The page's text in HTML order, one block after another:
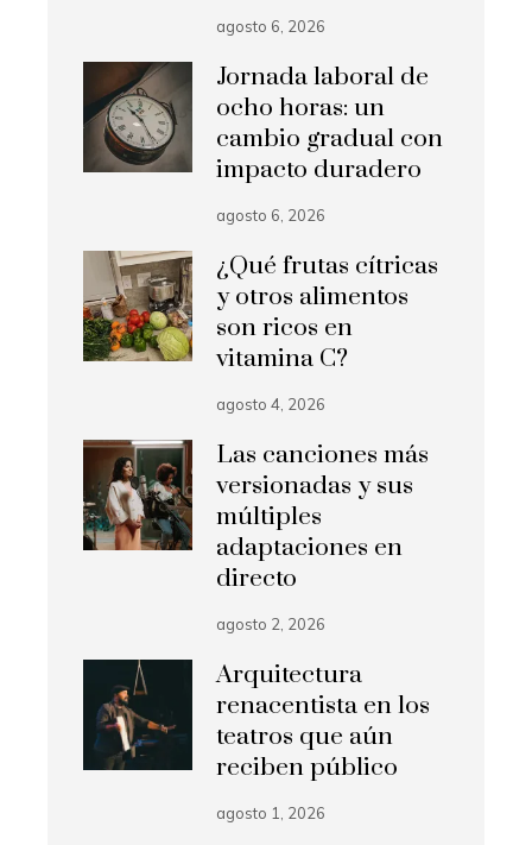
agosto 6, 2026
Jornada laboral de
ocho horas: un
cambio gradual con
impacto duradero
agosto 6, 2026
¿Qué frutas cítricas
y otros alimentos
son ricos en
vitamina C?
agosto 4, 2026
Las canciones más
versionadas y sus
múltiples
adaptaciones en
directo
agosto 2, 2026
Arquitectura
renacentista en los
teatros que aún
reciben público
agosto 1, 2026